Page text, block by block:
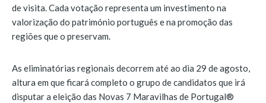
de visita. Cada votação representa um investimento na
valorização do património português e na promoção das
regiões que o preservam.
As eliminatórias regionais decorrem até ao dia 29 de agosto,
altura em que ficará completo o grupo de candidatos que irá
disputar a eleição das Novas 7 Maravilhas de Portugal®